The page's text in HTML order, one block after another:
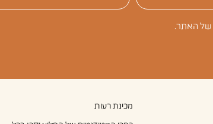
של האתר.
מכינת רעות